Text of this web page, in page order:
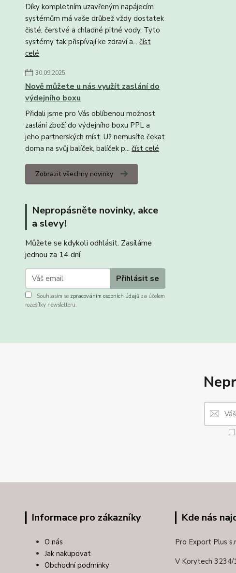
Díky kompletním uzavřeným napájecím
systémům má vaše drůbež vždy dostatek
čisté, čerstvé a chladné pitné vody. Tyto
systémy tak přispívají ke zdraví a... číst
celé
30.09.2025
Nově můžete u nás využít zaslání do
výdejního boxu
Přidali jsme pro Vás oblíbenou možnost
zaslání zboží do výdejního boxu PPL a
jeho partnerských míst. Už nemusíte čekat
doma na svůj balíček, balíček p... číst celé
Zobrazit všechny novinky
Nepropásněte novinky, akce
a slevy!
Můžete se kdykoli odhlásit. Zasíláme
jednou za 14 dní.
Přihlásit se
Souhlasím se zpracováním osobních údajů za účelem
rozesílky newsletteru.
Informace pro zákazníky
O nás
Jak nakupovat
Obchodní podmínky
Kde nás
Pro Export Plus
V Korytech 3234/